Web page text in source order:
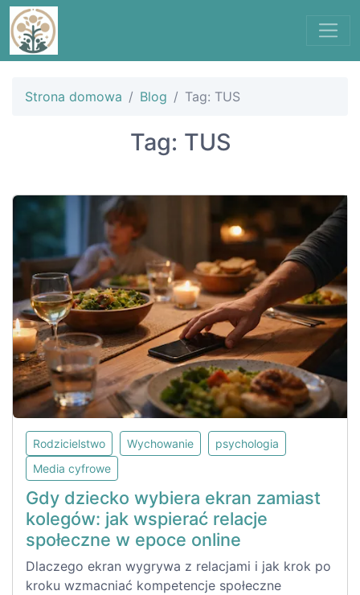
Strona domowa Blog Tag: TUS
Tag: TUS
Rodzicielstwo Wychowanie
psychologia
Media cyfrowe
Gdy dziecko wybiera ekran zamiast
kolegów: jak wspierać relacje
społeczne w epoce online
Dlaczego ekran wygrywa z relacjami i jak krok po
kroku wzmacniać kompetencje społeczne